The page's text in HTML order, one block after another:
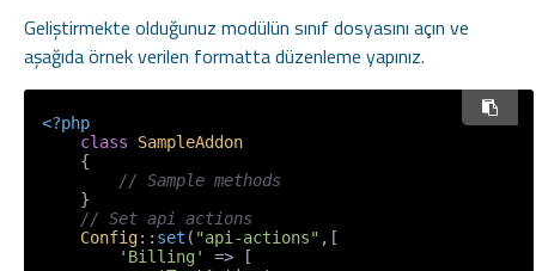
Geliştirmekte olduğunuz modülün sınıf dosyasını açın ve
aşağıda örnek verilen formatta düzenleme yapınız.
<?php
class
SampleAddon
{
// Sample methods
// Set api actions
Config:: set ( "api-actions" ,[
'Billing'
=> [